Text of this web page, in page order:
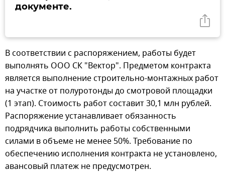
документе.
В соответствии с распоряжением, работы будет
выполнять ООО СК "Вектор". Предметом контракта
является выполнение строительно-монтажных работ
на участке от полуротонды до смотровой площадки
(1 этап). Стоимость работ составит 30,1 млн рублей.
Распоряжение устанавливает обязанность
подрядчика выполнить работы собственными
силами в объеме не менее 50%. Требование по
обеспечению исполнения контракта не установлено,
авансовый платеж не предусмотрен.